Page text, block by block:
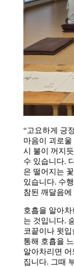
“고요하게 긍
마음이 괴로
시 불이 꺼지
수 있습니다.
은 떨어지는
있습니다. 수
참된 깨달음에
호흡을 알아
는 것입니다.
코끝이나 윗
통해 호흡을
알아차리면
집니다. 그때